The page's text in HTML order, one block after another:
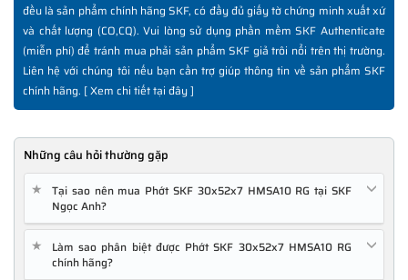
đều là sản phẩm chính hãng SKF, có đầy đủ giấy tờ chứng minh xuất xứ
và chất lượng (CO,CQ). Vui lòng sử dụng phần mềm SKF Authenticate
(miễn phí) để tránh mua phải sản phẩm SKF giả trôi nổi trên thị trường.
Liên hệ với chúng tôi nếu bạn cần trợ giúp thông tin về sản phẩm SKF
chính hãng. [Xem chi tiết tại đây]
Những câu hỏi thường gặp
★
Tại sao nên mua Phớt SKF 30x52x7 HMSA10 RG tại SKF
Ngọc Anh?
★
Làm sao phân biệt được Phớt SKF 30x52x7 HMSA10 RG
chính hãng?